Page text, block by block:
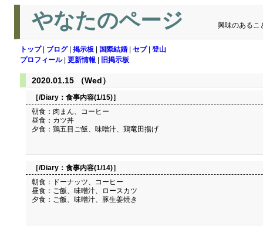
やなたのページ 興味のあるこ
トップ| ブログ| 掲示板 国際結婚 セブ| 登山
プロフィール| 更新情報 旧掲示板
2020.01.15 （Wed）
［/Diary： 食事内容(1/15)］
朝食：肉まん、コーヒー
昼食：カツ丼
夕食：鶏五目ご飯、味噌汁、鶏竜田揚げ
［/Diary： 食事内容(1/14)］
朝食：ドーナッツ、コーヒー
昼食：ご飯、味噌汁、ロースカツ
夕食：ご飯、味噌汁、豚生姜焼き